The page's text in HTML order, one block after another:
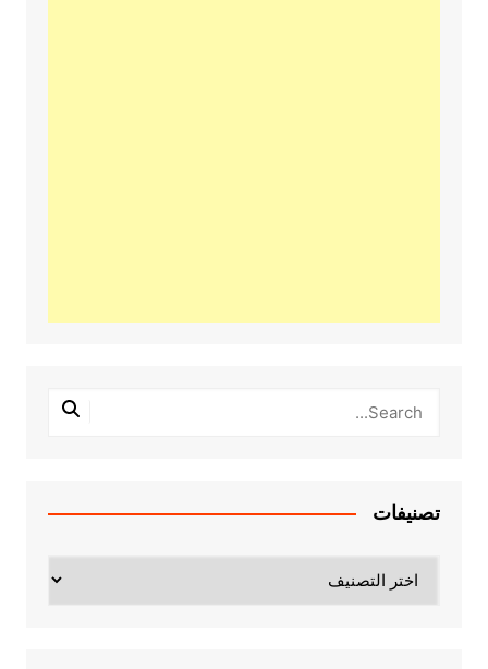
تصنيفات